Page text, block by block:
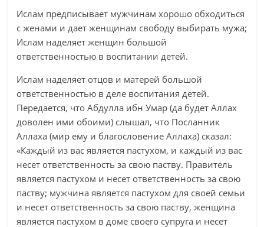
Ислам предписывает мужчинам хорошо обходиться
с женами и дает женщинам свободу выбирать мужа;
Ислам наделяет женщин большой
ответственностью в воспитании детей.
Ислам наделяет отцов и матерей большой
ответственностью в деле воспитания детей.
Передается, что Абдулла ибн Умар (да будет Аллах
доволен ими обоими) слышал, что Посланник
Аллаха (мир ему и благословение Аллаха) сказал:
«Каждый из вас является пастухом, и каждый из вас
несет ответственность за свою паству. Правитель
является пастухом и несет ответственность за свою
паству; мужчина является пастухом для своей семьи
и несет ответственность за свою паству, женщина
является пастухом в доме своего супруга и несет